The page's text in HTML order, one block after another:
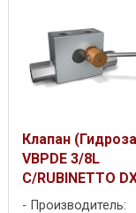
Клапан
VBPDE 3/8L
C/RUBINETTO
Производитель: